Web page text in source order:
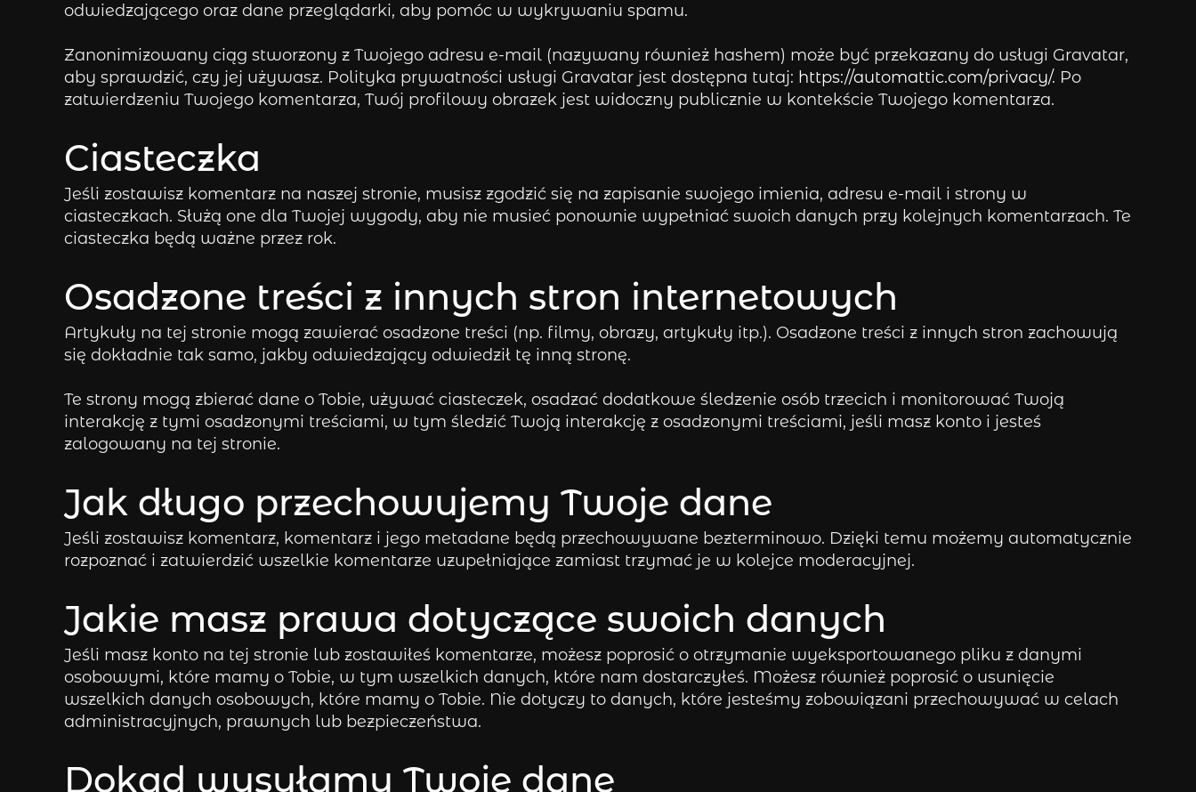
odwiedzającego oraz dane przeglądarki, aby pomóc w wykrywaniu spamu.
Zanonimizowany ciąg stworzony z Twojego adresu e-mail (nazywany również hashem) może być przekazany do usługi Gravatar,
aby sprawdzić, czy jej używasz. Polityka prywatności usługi Gravatar jest dostępna tutaj: https://automattic.com/privacy/. Po
zatwierdzeniu Twojego komentarza, Twój profilowy obrazek jest widoczny publicznie w kontekście Twojego komentarza.
Ciasteczka
Jeśli zostawisz komentarz na naszej stronie, musisz zgodzić się na zapisanie swojego imienia, adresu e-mail i strony w
ciasteczkach. Służą one dla Twojej wygody, aby nie musieć ponownie wypełniać swoich danych przy kolejnych komentarzach. Te
ciasteczka będą ważne przez rok.
Osadzone treści z innych stron internetowych
Artykuły na tej stronie mogą zawierać osadzone treści (np. filmy, obrazy, artykuły itp.). Osadzone treści z innych stron zachowują
się dokładnie tak samo, jakby odwiedzający odwiedził tę inną stronę.
Te strony mogą zbierać dane o Tobie, używać ciasteczek, osadzać dodatkowe śledzenie osób trzecich i monitorować Twoją
interakcję z tymi osadzonymi treściami, w tym śledzić Twoją interakcję z osadzonymi treściami, jeśli masz konto i jesteś
zalogowany na tej stronie.
Jak długo przechowujemy Twoje dane
Jeśli zostawisz komentarz, komentarz i jego metadane będą przechowywane bezterminowo. Dzięki temu możemy automatycznie
rozpoznać i zatwierdzić wszelkie komentarze uzupełniające zamiast trzymać je w kolejce moderacyjnej.
Jakie masz prawa dotyczące swoich danych
Jeśli masz konto na tej stronie lub zostawiłeś komentarze, możesz poprosić o otrzymanie wyeksportowanego pliku z danymi
osobowymi, które mamy o Tobie, w tym wszelkich danych, które nam dostarczyłeś. Możesz również poprosić o usunięcie
wszelkich danych osobowych, które mamy o Tobie. Nie dotyczy to danych, które jesteśmy zobowiązani przechowywać w celach
administracyjnych, prawnych lub bezpieczeństwa.
Dokąd wysyłamy Twoje dane